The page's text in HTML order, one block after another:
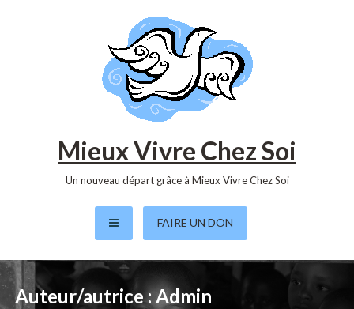
Mieux Vivre Chez Soi
Un nouveau départ grâce à Mieux Vivre Chez Soi
FAIRE UN DON
Auteur/autrice :Admin